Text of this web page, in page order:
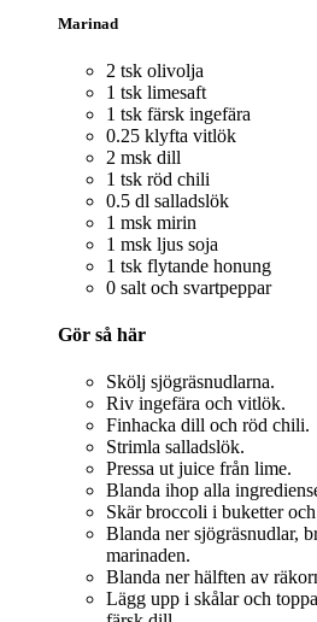
Marinad
2 tsk olivolja
1 tsk limesaft
1 tsk färsk ingefära
0.25 klyfta vitlök
2 msk dill
1 tsk röd chili
0.5 dl salladslök
1 msk mirin
1 msk ljus soja
1 tsk flytande honung
0 salt och svartpeppar
Gör så här
Skölj sjögräsnudlarna.
Riv ingefära och vitlök.
Finhacka dill och röd chili.
Strimla salladslök.
Pressa ut juice från lime.
Blanda ihop alla
Skär broccoli i buketter
Blanda ner sjögräsnudlar,
marinaden.
Blanda ner hälften av
Lägg upp i skålar och